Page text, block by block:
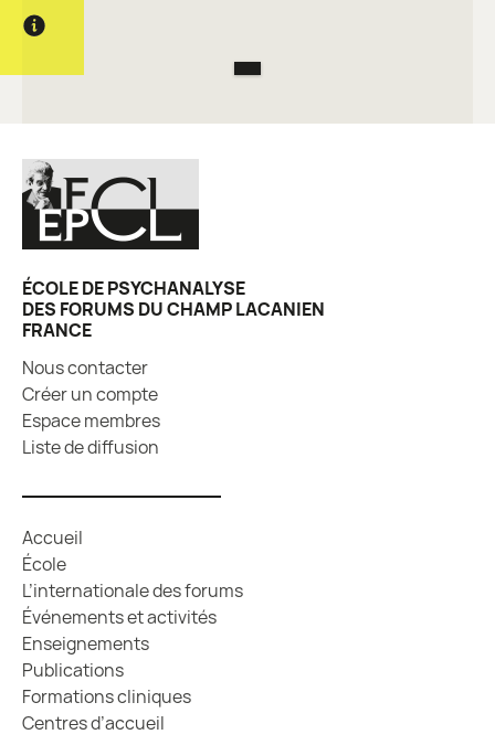
Informations complémentaires
ÉCOLE DE PSYCHANALYSE
DES FORUMS DU CHAMP LACANIEN
FRANCE
Nous contacter
Créer un compte
Espace membres
Liste de diffusion
Accueil
École
L’internationale des forums
Événements et activités
Enseignements
Publications
Formations cliniques
Centres d’accueil